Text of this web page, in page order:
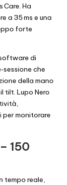
Ha
a 35 ms e una
forte
di
che
della mano
tilt. Lupo Nero
per monitorare
150
tempo reale,